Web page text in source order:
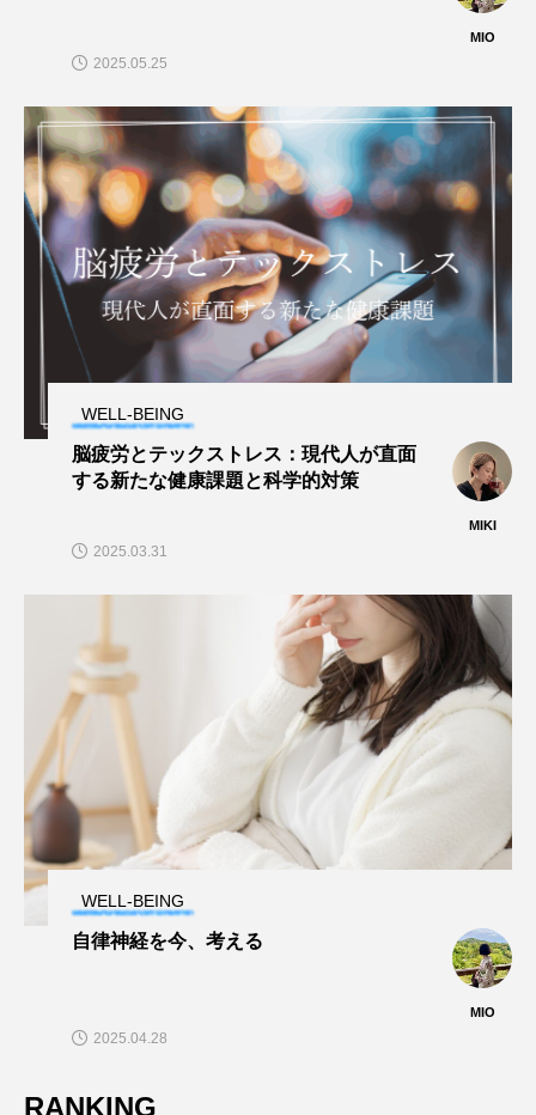
MIO
2025.05.25
WELL-BEING
脳疲労とテックストレス：現代人が直面
する新たな健康課題と科学的対策
MIKI
2025.03.31
WELL-BEING
自律神経を今、考える
MIO
2025.04.28
RANKING